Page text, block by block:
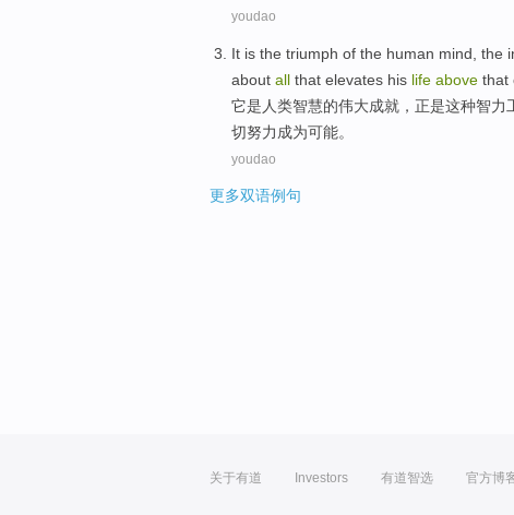
youdao
It is the triumph of the human mind the
about all that elevates his life above that
它是 人类智慧的伟大成就 ，正是这种智力
切努力成为可能。
youdao
更多双语例句
关于有道 Investors 有道智选 官方博